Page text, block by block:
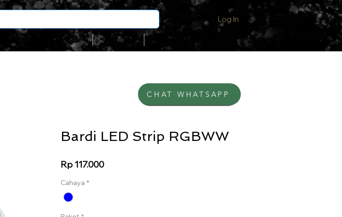
Log In
Kalkulator Watt Lampu Kontak More
Bardi LED Strip RGBWW
Rp 117.000Price
Cahaya *
BELI DI SHOPEE
CHAT WHATSAPP